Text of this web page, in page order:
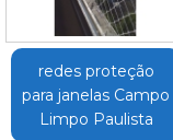
redes proteção
para janelas Campo
Limpo Paulista